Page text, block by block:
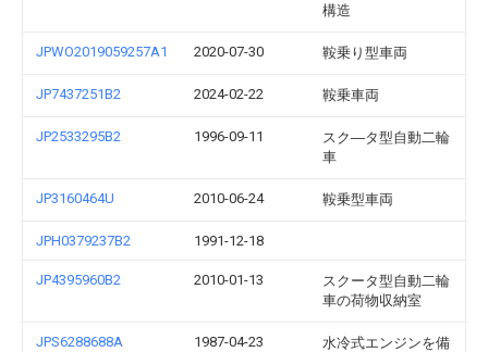
構造
JPWO2019059257A1 2020-07-30 鞍乗り型車両
JP7437251B2 2024-02-22 鞍乗車両
JP2533295B2 1996-09-11
スク―タ型自動二輪
車
JP3160464U 2010-06-24 鞍乗型車両
JPH0379237B2 1991-12-18
JP4395960B2 2010-01-13
スクータ型自動二輪
車の荷物収納室
JPS6288688A 1987-04-23
水冷式エンジンを備